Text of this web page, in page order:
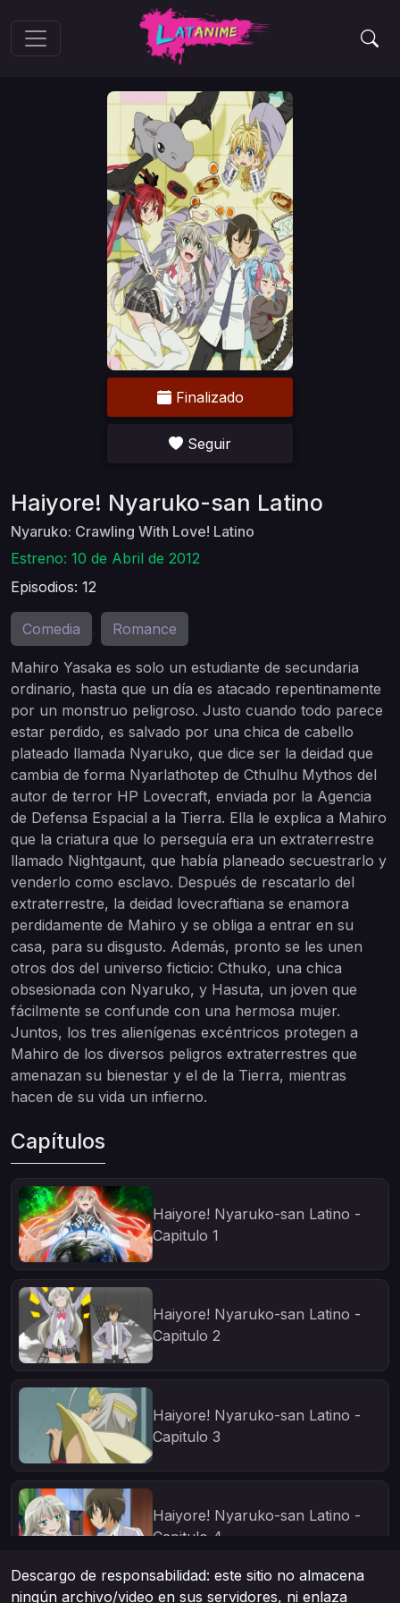
Finalizado
Seguir
Haiyore! Nyaruko-san Latino
Nyaruko: Crawling With Love! Latino
Estreno: 10 de Abril de 2012
Episodios: 12
Comedia Romance
Mahiro Yasaka es solo un estudiante de secundaria
ordinario, hasta que un día es atacado repentinamente
por un monstruo peligroso. Justo cuando todo parece
estar perdido, es salvado por una chica de cabello
plateado llamada Nyaruko, que dice ser la deidad que
cambia de forma Nyarlathotep de Cthulhu Mythos del
autor de terror HP Lovecraft, enviada por la Agencia
de Defensa Espacial a la Tierra. Ella le explica a Mahiro
que la criatura que lo perseguía era un extraterrestre
llamado Nightgaunt, que había planeado secuestrarlo y
venderlo como esclavo. Después de rescatarlo del
extraterrestre, la deidad lovecraftiana se enamora
perdidamente de Mahiro y se obliga a entrar en su
casa, para su disgusto. Además, pronto se les unen
otros dos del universo ficticio: Cthuko, una chica
obsesionada con Nyaruko, y Hasuta, un joven que
fácilmente se confunde con una hermosa mujer.
Juntos, los tres alienígenas excéntricos protegen a
Mahiro de los diversos peligros extraterrestres que
amenazan su bienestar y el de la Tierra, mientras
hacen de su vida un infierno.
Capítulos
Haiyore! Nyaruko-san Latino -
Capitulo 1
Haiyore! Nyaruko-san Latino -
Capitulo 2
Haiyore! Nyaruko-san Latino -
Capitulo 3
Haiyore! Nyaruko-san Latino -
Capitulo 4
Descargo de responsabilidad: este sitio no almacena
ningún archivo/video en sus servidores, ni enlaza